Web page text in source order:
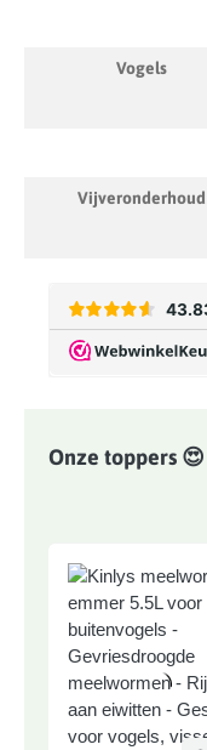
Vogels
Vijveronderhoud
Onze toppers 😍